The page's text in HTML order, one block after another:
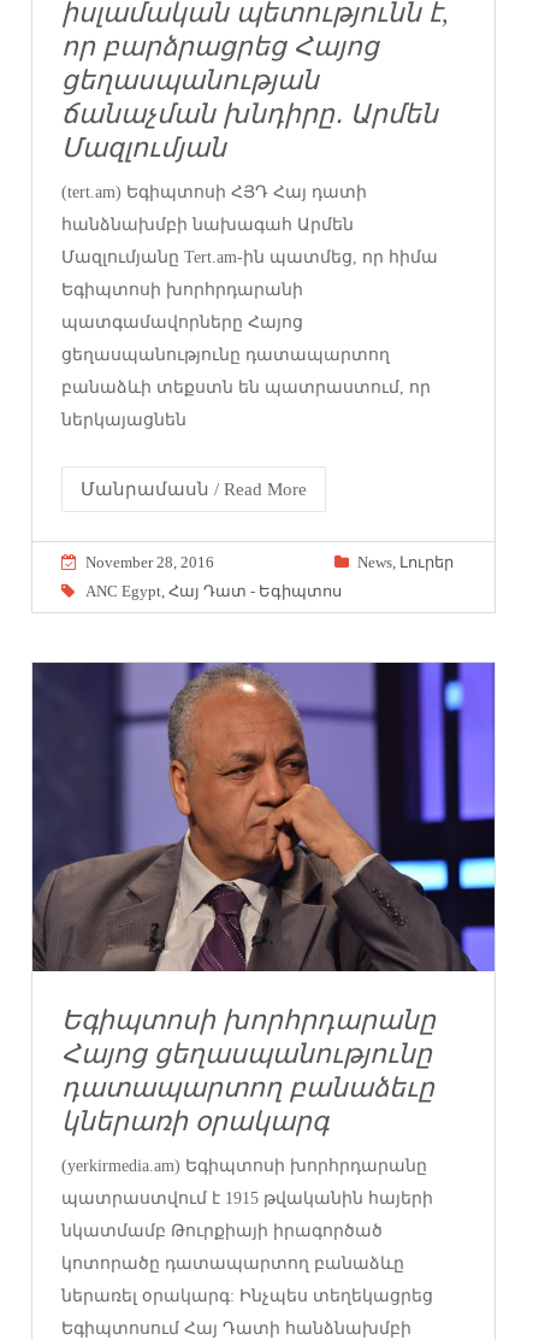
իսլամական պետությունն է,
որ բարձրացրեց Հայոց
ցեղասպանության
ճանաչման խնդիրը․ Արմեն
Մազլումյան
(tert.am) Եգիպտոսի ՀՅԴ Հայ դատի
հանձնախմբի նախագահ Արմեն
Մազլումյանը Tert.am-ին պատմեց, որ հիմա
Եգիպտոսի խորհրդարանի
պատգամավորները Հայոց
ցեղասպանությունը դատապարտող
բանաձևի տեքստն են պատրաստում, որ
ներկայացնեն
Մանրամասն / Read More
November 28, 2016 News, Լուրեր
ANC Egypt,Հայ Դատ - Եգիպտոս
Եգիպտոսի խորհրդարանը
Հայոց ցեղասպանությունը
դատապարտող բանաձեւը
կներառի օրակարգ
(yerkirmedia.am) Եգիպտոսի խորհրդարանը
պատրաստվում է 1915 թվականին հայերի
նկատմամբ Թուրքիայի իրագործած
կոտորածը դատապարտող բանաձևը
ներառել օրակարգ: Ինչպես տեղեկացրեց
Եգիպտոսում Հայ Դատի հանձնախմբի